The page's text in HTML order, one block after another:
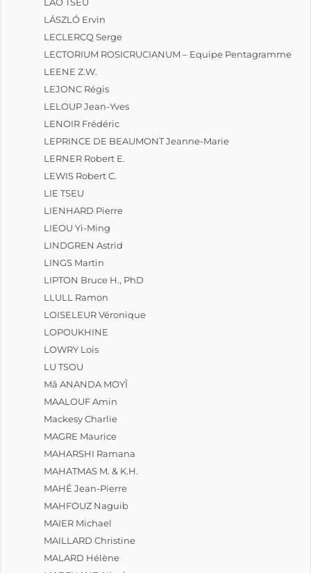
LÁSZLÓ Ervin
LECLERCQ Serge
LECTORIUM ROSICRUCIANUM – Equipe Pentagramme
LEENE Z.W.
LEJONC Régis
LELOUP Jean-Yves
LENOIR Frédéric
LEPRINCE DE BEAUMONT Jeanne-Marie
LERNER Robert E.
LEWIS Robert C.
LIE TSEU
LIENHARD Pierre
LIEOU Yi-Ming
LINDGREN Astrid
LINGS Martin
LIPTON Bruce H., PhD
LLULL Ramon
LOISELEUR Véronique
LOPOUKHINE
LOWRY Lois
LU TSOU
Mâ ANANDA MOYÎ
MAALOUF Amin
Mackesy Charlie
MAGRE Maurice
MAHARSHI Ramana
MAHATMAS M. & K.H.
MAHÉ Jean-Pierre
MAHFOUZ Naguib
MAIER Michael
MAILLARD Christine
MALARD Hélène